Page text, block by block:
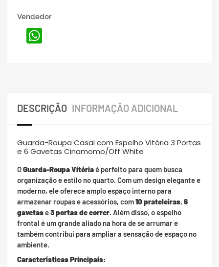
Vendedor
DESCRIÇÃO INFORMAÇÃO ADICIONAL
Guarda-Roupa Casal com Espelho Vitória 3 Portas
e 6 Gavetas Cinamomo/Off White
OGuarda-Roupa Vitóriaé perfeito para quem busca
organização e estilo no quarto. Com um design elegante e
moderno, ele oferece amplo espaço interno para
armazenar roupas e acessórios, com10 prateleiras, 6
gavetase3 portas de correr. Além disso, o espelho
frontal é um grande aliado na hora de se arrumar e
também contribui para ampliar a sensação de espaço no
ambiente.
Características Principais: